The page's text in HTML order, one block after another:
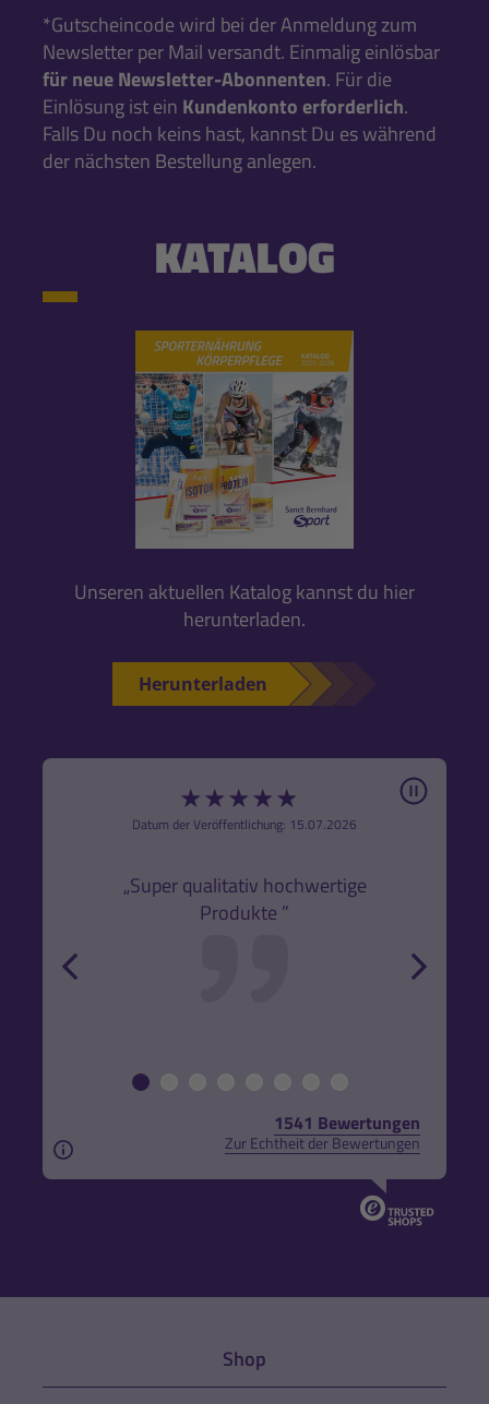
*Gutscheincode wird bei der Anmeldung zum
Newsletter per Mail versandt. Einmalig einlösbar
für neue Newsletter-Abonnenten. Für die
Einlösung ist ein Kundenkonto erforderlich.
Falls Du noch keins hast, kannst Du es während
der nächsten Bestellung anlegen.
KATALOG
Unseren aktuellen Katalog kannst du hier
herunterladen.
Herunterladen
★★★★★
Datum der Veröffentlichung: 15.07.2026
„Super qualitativ hochwertige
Produkte ”
Pause
1541 Bewertungen
Zur Echtheit der Bewertungen
Aus rechtlichen Gründen weisen wir darauf hin,
Shop